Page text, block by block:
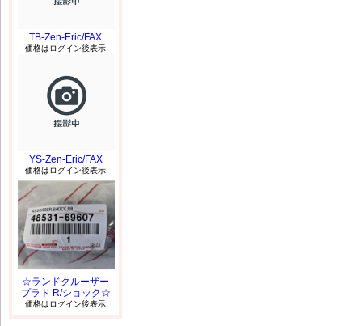
TB-Zen-Eric/FAX
価格はログイン後表示
YS-Zen-Eric/FAX
価格はログイン後表示
☆ランドクルーザー
プラド R/ショック☆
価格はログイン後表示